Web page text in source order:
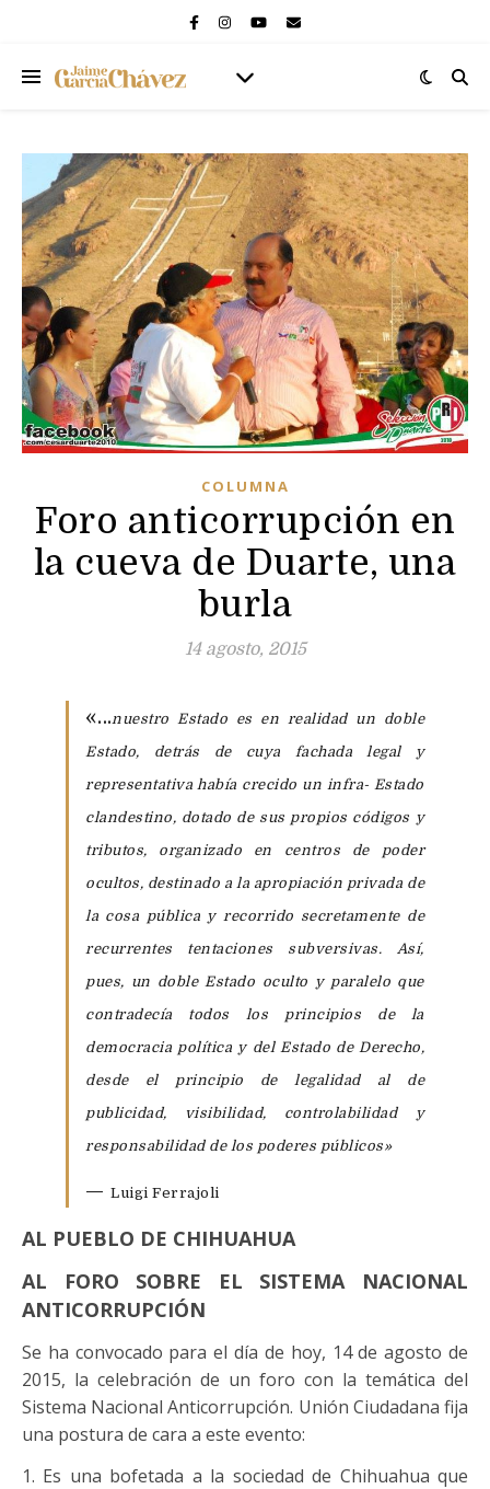
COLUMNA
Foro anticorrupción en
la cueva de Duarte, una
burla
14 agosto, 2015
«…nuestro Estado es en realidad un doble
Estado, detrás de cuya fachada legal y
representativa había crecido un infra- Estado
clandestino, dotado de sus propios códigos y
tributos, organizado en centros de poder
ocultos, destinado a la apropiación privada de
la cosa pública y recorrido secretamente de
recurrentes tentaciones subversivas. Así,
pues, un doble Estado oculto y paralelo que
contradecía todos los principios de la
democracia política y del Estado de Derecho,
desde el principio de legalidad al de
publicidad, visibilidad, controlabilidad y
responsabilidad de los poderes públicos»
— Luigi Ferrajoli
AL PUEBLO DE CHIHUAHUA
AL FORO SOBRE EL SISTEMA NACIONAL
ANTICORRUPCIÓN
Se ha convocado para el día de hoy, 14 de agosto de
2015, la celebración de un foro con la temática del
Sistema Nacional Anticorrupción. Unión Ciudadana fija
una postura de cara a este evento:
1. Es una bofetada a la sociedad de Chihuahua que